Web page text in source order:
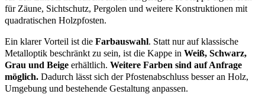
für Zäune, Sichtschutz, Pergolen und weitere Konstruktionen mit
quadratischen Holzpfosten.
Ein klarer Vorteil ist die Farbauswahl. Statt nur auf klassische
Metalloptik beschränkt zu sein, ist die Kappe in Weiß, Schwarz,
Grau und Beige erhältlich. Weitere Farben sind auf Anfrage
möglich. Dadurch lässt sich der Pfostenabschluss besser an Holz,
Umgebung und bestehende Gestaltung anpassen.